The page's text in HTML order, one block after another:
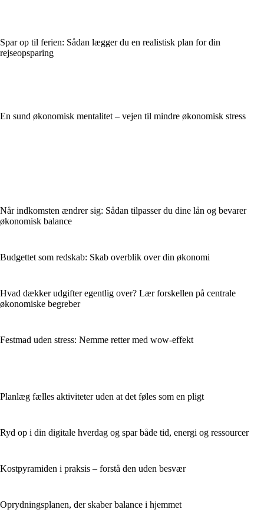
Spar op til ferien: Sådan lægger du en realistisk plan for din
rejseopsparing
En sund økonomisk mentalitet – vejen til mindre økonomisk stress
Når indkomsten ændrer sig: Sådan tilpasser du dine lån og bevarer
økonomisk balance
Budgettet som redskab: Skab overblik over din økonomi
Hvad dækker udgifter egentlig over? Lær forskellen på centrale
økonomiske begreber
Festmad uden stress: Nemme retter med wow-effekt
Planlæg fælles aktiviteter uden at det føles som en pligt
Ryd op i din digitale hverdag og spar både tid, energi og ressourcer
Kostpyramiden i praksis – forstå den uden besvær
Oprydningsplanen, der skaber balance i hjemmet